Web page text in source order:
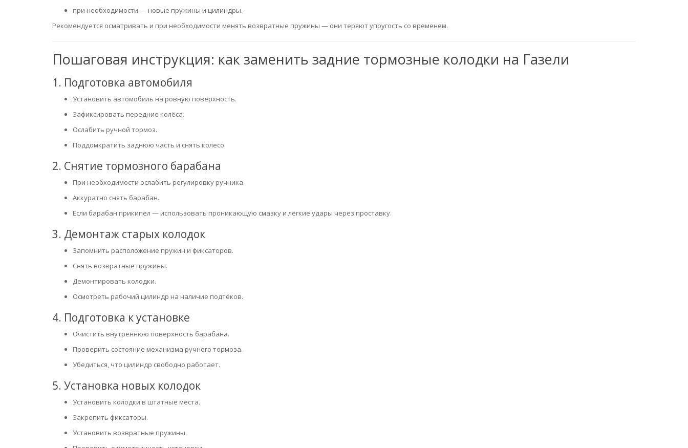
при необходимости — новые пружины и цилиндры.
Рекомендуется осматривать и при необходимости менять возвратные пружины — они теряют упругость со временем.
Пошаговая инструкция: как заменить задние тормозные колодки на Газели
1. Подготовка автомобиля
Установить автомобиль на ровную поверхность.
Зафиксировать передние колёса.
Ослабить ручной тормоз.
Поддомкратить заднюю часть и снять колесо.
2. Снятие тормозного барабана
При необходимости ослабить регулировку ручника.
Аккуратно снять барабан.
Если барабан прикипел — использовать проникающую смазку и лёгкие удары через проставку.
3. Демонтаж старых колодок
Запомнить расположение пружин и фиксаторов.
Снять возвратные пружины.
Демонтировать колодки.
Осмотреть рабочий цилиндр на наличие подтёков.
4. Подготовка к установке
Очистить внутреннюю поверхность барабана.
Проверить состояние механизма ручного тормоза.
Убедиться, что цилиндр свободно работает.
5. Установка новых колодок
Установить колодки в штатные места.
Закрепить фиксаторы.
Установить возвратные пружины.